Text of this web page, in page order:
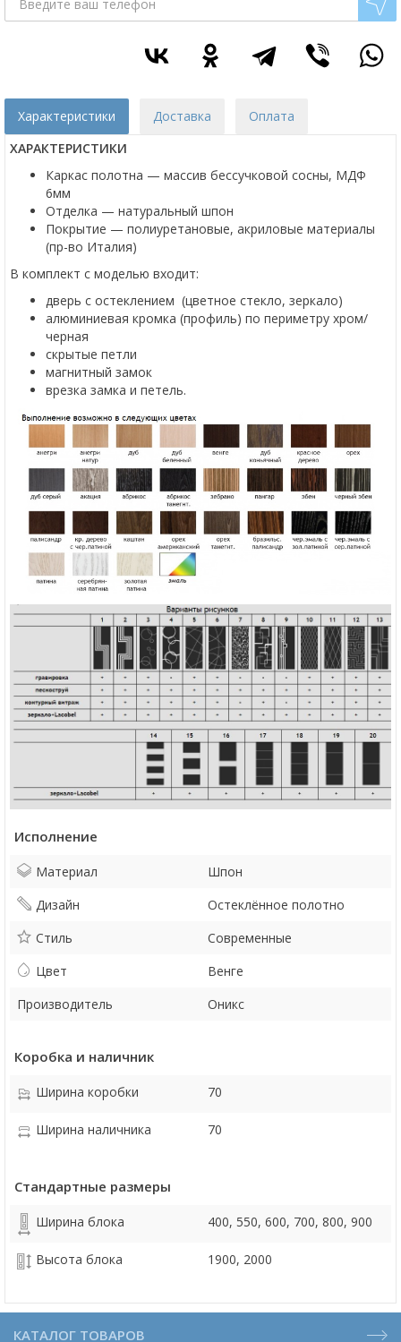
Характеристики Доставка
Оплата
ХАРАКТЕРИСТИКИ
Каркас полотна — массив бессучковой сосны, МДФ
6мм
Отделка — натуральный шпон
Покрытие — полиуретановые, акриловые материалы
(пр-во Италия)
В комплект с моделью входит:
дверь с остеклением (цветное стекло, зеркало)
алюминиевая кромка (профиль) по периметру хром/
черная
скрытые петли
магнитный замок
врезка замка и петель.
Исполнение
Материал
Шпон
Дизайн
Остеклённое полотно
Стиль
Современные
Цвет
Венге
Производитель
Оникс
Коробка и наличник
Ширина коробки 70
Ширина наличника 70
Стандартные размеры
Ширина блока 400, 550, 600, 700, 800, 900
Высота блока 1900, 2000
КАТАЛОГ ТОВАРОВ